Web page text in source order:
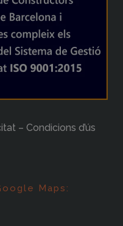
– Condicions d’ús
Maps: